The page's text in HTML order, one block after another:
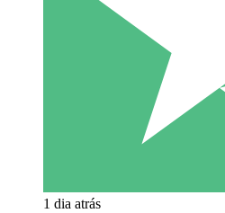
1 dia atrás